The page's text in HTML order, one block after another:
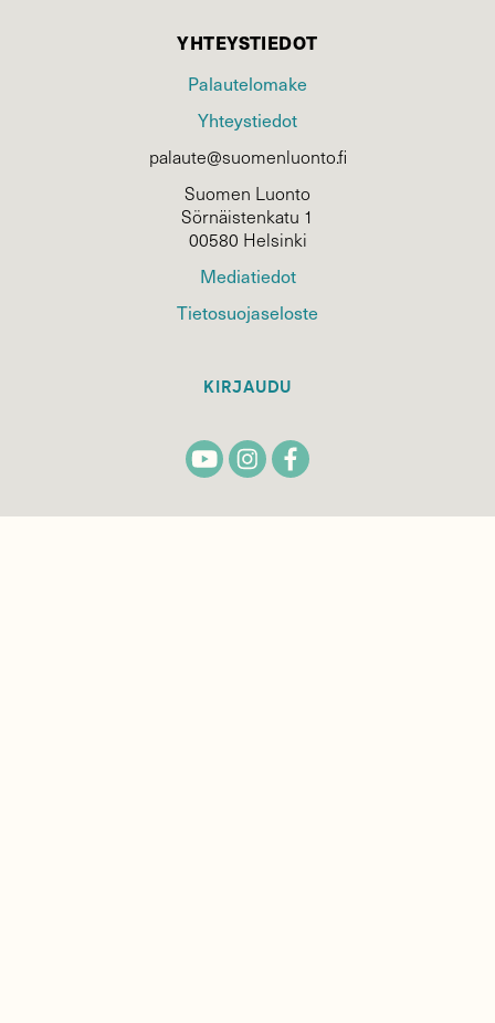
YHTEYSTIEDOT
Palautelomake
Yhteystiedot
palaute@suomenluonto.fi
Suomen Luonto
Sörnäistenkatu 1
00580 Helsinki
Mediatiedot
Tietosuojaseloste
KIRJAUDU